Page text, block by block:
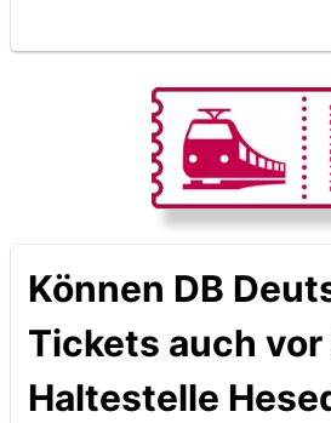
Können DB
Tickets auch
Haltestelle